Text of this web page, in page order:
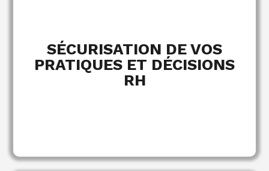
SÉCURISATION DE VOS
PRATIQUES ET DÉCISIONS
RH